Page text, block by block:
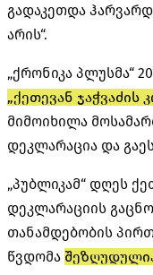
გადაკეთდა
არის“.
„ქრონიკა პლუსმა“
„ქეთევან ჯაჭვაძის
მიმოიხილა
დეკლარაცია და
„პუბლიკამ“ დღეს
დეკლარაციის
თანამდებობის
წვდომა